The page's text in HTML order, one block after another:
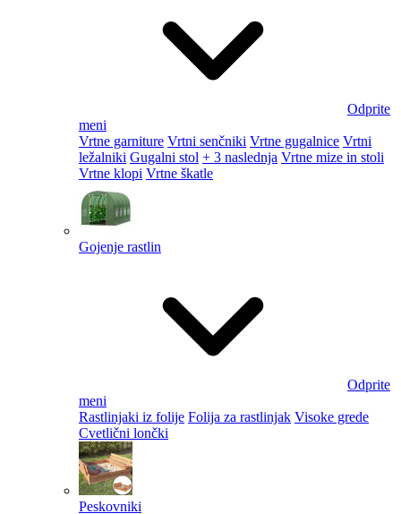
Odprite
meni
Vrtne garniture Vrtni senčniki Vrtne gugalnice Vrtni
ležalniki Gugalni stol + 3 naslednja Vrtne mize in stoli
Vrtne klopi Vrtne škatle
Gojenje rastlin
Odprite
meni
Rastlinjaki iz folije Folija za rastlinjak Visoke grede
Cvetlični lončki
Peskovniki